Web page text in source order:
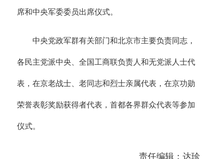
席和中央军委委员出席仪式。
中央党政军群有关部门和北京市主要负责同志，
各民主党派中央、全国工商联负责人和无党派人士代
表，在京老战士、老同志和烈士亲属代表，在京功勋
荣誉表彰奖励获得者代表，首都各界群众代表等参加
仪式。
责任编辑：达珍